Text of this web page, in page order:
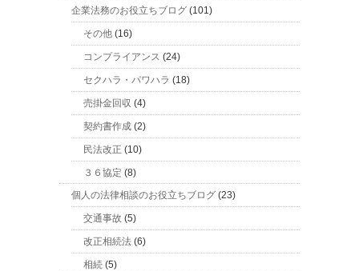
企業法務のお役立ちブログ (101)
その他 (16)
コンプライアンス (24)
セクハラ・パワハラ (18)
売掛金回収 (4)
契約書作成 (2)
民法改正 (10)
３６協定 (8)
個人の法律相談のお役立ちブログ (23)
交通事故 (5)
改正相続法 (6)
相続 (5)